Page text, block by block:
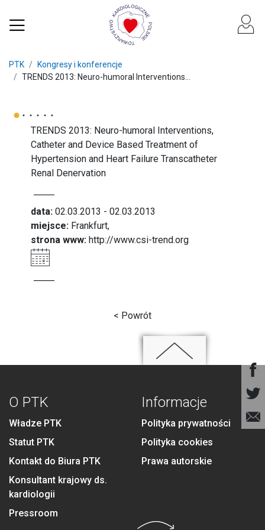
PTK
Kongresy i konferencje
TRENDS 2013: Neuro-humoral Interventions...
TRENDS 2013: Neuro-humoral Interventions,
Catheter and Device Based Treatment of
Hypertension and Heart Failure Transcatheter
Renal Denervation
data: 02.03.2013 - 02.03.2013
miejsce: Frankfurt,
strona www: http://www.csi-trend.org
< Powrót
O PTK
Władze PTK
Statut PTK
Kontakt do Biura PTK
Konsultant krajowy ds.
kardiologii
Pressroom
Informacje
Polityka prywatności
Polityka cookies
Prawa autorskie